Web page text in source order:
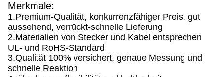
Merkmale:
1.Premium-Qualität, konkurrenzfähiger Preis, gut
aussehend, verrückt-schnelle Lieferung
2.Materialien von Stecker und Kabel entsprechen
UL- und RoHS-Standard
3.Qualität 100% versichert, genaue Messung und
schnelle Reaktion